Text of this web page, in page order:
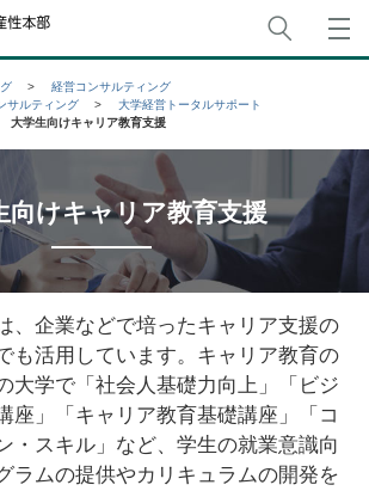
公益財団法人日本生産性本部
経営コンサルティング
サルティング
大学経営トータルサポート
大学生向けキャリア教育支援
向けキャリア教育支援
、企業などで培ったキャリア支援の
も活用しています。キャリア教育の
大学で「社会人基礎力向上」「ビジ
座」「キャリア教育基礎講座」「コ
・スキル」など、学生の就業意識向
ラムの提供やカリキュラムの開発を